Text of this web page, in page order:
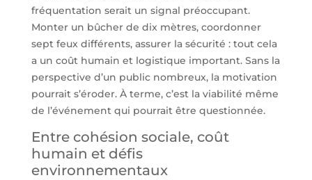
fréquentation serait un signal préoccupant.
Monter un bûcher de dix mètres, coordonner
sept feux différents, assurer la sécurité : tout cela
a un coût humain et logistique important. Sans la
perspective d’un public nombreux, la motivation
pourrait s’éroder. À terme, c’est la viabilité même
de l’événement qui pourrait être questionnée.
Entre cohésion sociale, coût
humain et défis
environnementaux